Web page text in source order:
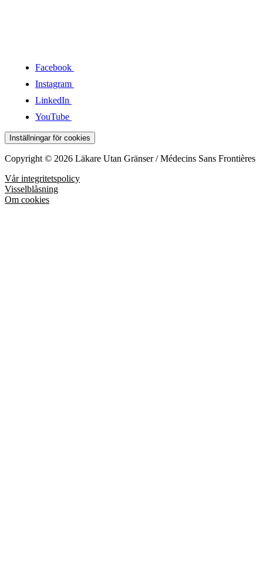
Facebook
Instagram
LinkedIn
YouTube
Inställningar för cookies
Copyright © 2026 Läkare Utan Gränser / Médecins Sans Frontières
Vår integritetspolicy
Visselblåsning
Om cookies